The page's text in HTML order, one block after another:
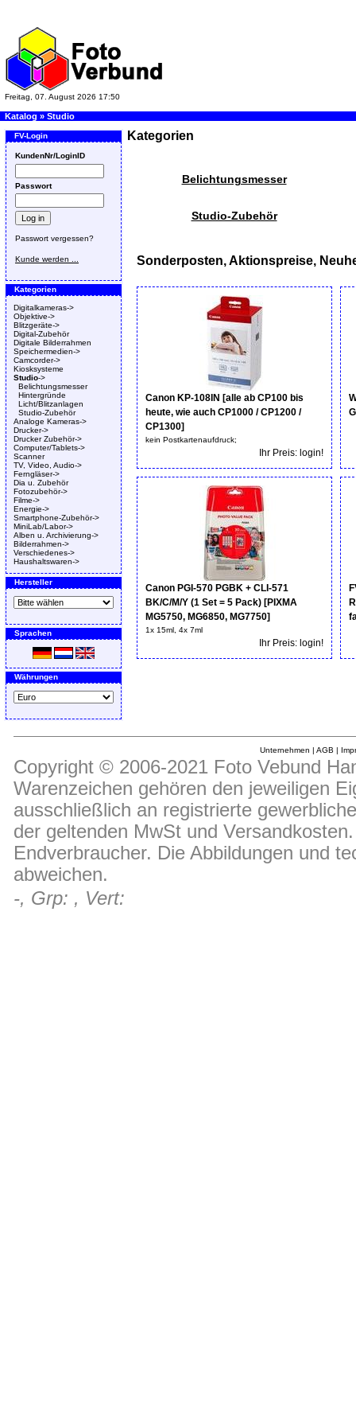
Freitag, 07. August 2026 17:50
Katalog » Studio
FV-Login
KundenNr/LoginID
Passwort
Passwort vergessen?
Kunde werden ...
Kategorien
Digitalkameras->
Objektive->
Blitzgeräte->
Digital-Zubehör
Digitale Bilderrahmen
Speichermedien->
Camcorder->
Kiosksysteme
Studio->
Belichtungsmesser
Hintergründe
Licht/Blitzanlagen
Studio-Zubehör
Analoge Kameras->
Drucker->
Drucker Zubehör->
Computer/Tablets->
Scanner
TV, Video, Audio->
Ferngläser->
Dia u. Zubehör
Fotozubehör->
Filme->
Energie->
Smartphone-Zubehör->
MiniLab/Labor->
Alben u. Archivierung->
Bilderrahmen->
Verschiedenes->
Haushaltswaren->
Hersteller
Sprachen
Währungen
Kategorien
Belichtungsmesser
Studio-Zubehör
Sonderposten, Aktionspreise,
Canon KP-108IN [alle ab CP100 bis
heute, wie auch CP1000 / CP1200 /
CP1300]
kein Postkartenaufdruck;
Ihr Preis: login!
Canon PGI-570 PGBK + CLI-571
BK/C/M/Y (1 Set = 5 Pack) [PIXMA
MG5750, MG6850, MG7750]
1x 15ml, 4x 7ml
Ihr Preis: login!
Unternehmen | AGB |
Copyright © 2006-2021 Foto Vebund
Warenzeichen gehören den jeweiligen
ausschließlich an registrierte
der geltenden MwSt und
Endverbraucher. Die Abbildungen und
abweichen.
-, Grp: , Vert: